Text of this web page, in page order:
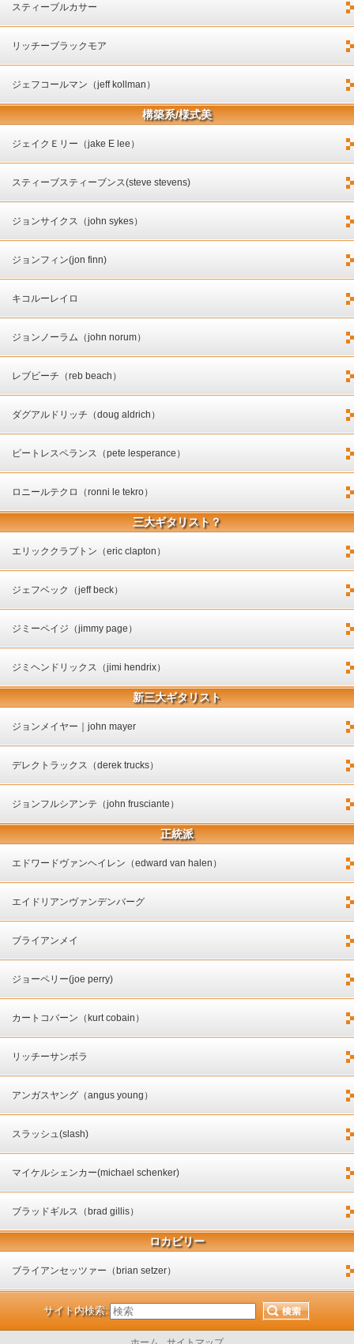
スティーブルカサー
リッチーブラックモア
ジェフコールマン（jeff kollman）
構築系/様式美
ジェイクＥリー（jake E lee）
スティーブスティーブンス(steve stevens)
ジョンサイクス（john sykes）
ジョンフィン(jon finn)
キコルーレイロ
ジョンノーラム（john norum）
レブビーチ（reb beach）
ダグアルドリッチ（doug aldrich）
ピートレスペランス（pete lesperance）
ロニールテクロ（ronni le tekro）
三大ギタリスト？
エリッククラプトン（eric clapton）
ジェフベック（jeff beck）
ジミーペイジ（jimmy page）
ジミヘンドリックス（jimi hendrix）
新三大ギタリスト
ジョンメイヤー｜john mayer
デレクトラックス（derek trucks）
ジョンフルシアンテ（john frusciante）
正統派
エドワードヴァンヘイレン（edward van halen）
エイドリアンヴァンデンバーグ
ブライアンメイ
ジョーペリー(joe perry)
カートコバーン（kurt cobain）
リッチーサンボラ
アンガスヤング（angus young）
スラッシュ(slash)
マイケルシェンカー(michael schenker)
ブラッドギルス（brad gillis）
ロカビリー
ブライアンセッツァー（brian setzer）
サイト内検索: